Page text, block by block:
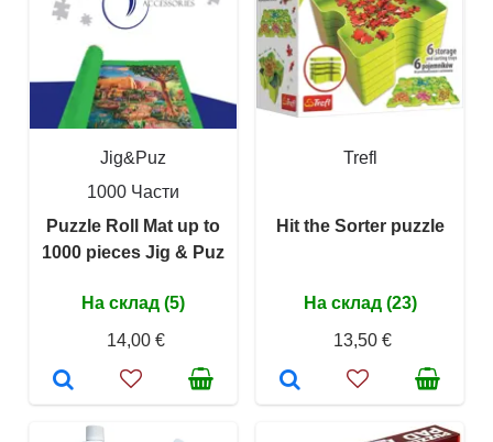
Jig&Puz
1000 Части
Puzzle Roll Mat up to
1000 pieces Jig & Puz
На склад (5)
14,00 €
Trefl
Hit the Sorter puzzle
На склад (23)
13,50 €